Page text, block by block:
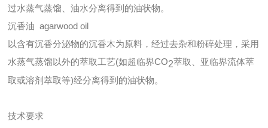
过水蒸气蒸馏、油水分离得到的油状物。
沉香油 agarwood oil
以含有沉香分泌物的沉香木为原料，经过去杂和粉碎处理，采用
水蒸气蒸馏以外的萃取工艺(如超临界CO2萃取、亚临界流体萃
取或溶剂萃取等)经分离得到的油状物。
技术要求